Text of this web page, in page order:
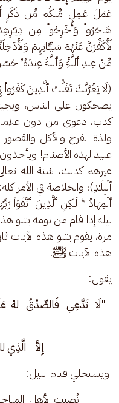
عَمَلَ عَـٰمِلࣲ مِّنكُم مِّن ذَكَرٍ
هَاجَرُوا۟ وَأُخۡرِجُوا۟ مِن
لَأُكَفِّرَنَّ عَنۡهُمۡ سَیِّـَٔاتِهِمۡ
مِّنۡ عِندِ ٱللَّهِۚ وَٱللَّهُ عِندَهُۥ حُسۡنُ
يضحكون على الناس،
كذب، دعوى من دون
ولذة الفرج والأكل
عبيد لهذه الأصنام!
غيرهم كذلك، سُنة الله
ٱلۡبِلَـٰدِ)؛ والخلاصة في
ليلة إذا قام من نومه يتلو
مرة، يقوم يتلو هذه الآيات
هذه الآيات ﷺ.
يقول:
"لَا   تَدَّعِي   فَالصِّدْقُ   لهْ
إِلاَّ
ويستحلي قيام الليل:
نُصبت  لأهل